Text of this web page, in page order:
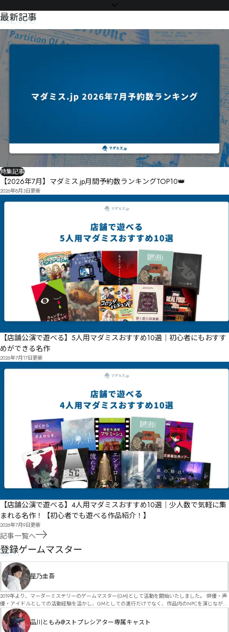
NEWS
最新記事
特集記事
【2026年7月】マダミス.jp月間予約数ランキングTOP10👑
2026年8月3日更新
【店舗公演で遊べる】5人用マダミスおすすめ10選｜初心者にもおすす
めができる名作
2026年7月17日更新
【店舗公演で遊べる】4人用マダミスおすすめ10選｜少人数で気軽に集
まれる名作！【初心者でも遊べる作品紹介！】
2026年7月9日更新
記事一覧へ
GM
登録ゲームマスター
星乃圭吾
2019年より、マーダーミステリーのゲームマスター(GM)として活動を開始いたしました。 俳優・声
優・アイドルとしての活動経験を活かし、GMとしての進行だけでなく、作品内のNPCを演じなが
ら、お客様に物語の世界へ入り込んでいただくような演出・サービスを得意としています。 自分自
身でも作品制作を行っているので、作家さんが作品に込めた想いや意図を大切にしながら、その作
品の魅力をお客様に届けられるような公演を心がけています。 参加してくださる皆様がどんなエン
品川ともみ@ストプレシアター専属キャスト